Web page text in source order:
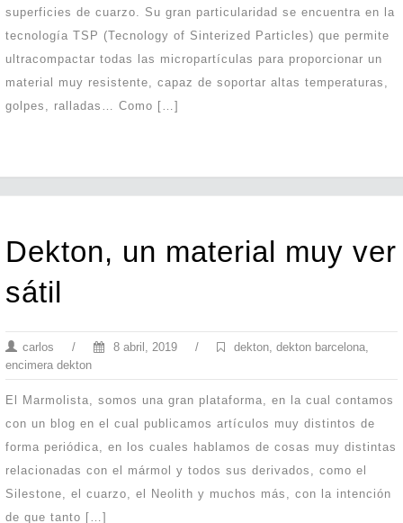
superficies de cuarzo. Su gran particularidad se encuentra en la
tecnología TSP (Tecnology of Sinterized Particles) que permite
ultracompactar todas las micropartículas para proporcionar un
material muy resistente, capaz de soportar altas temperaturas,
golpes, ralladas… Como […]
Dekton, un material muy ver
sátil
carlos / 8 abril, 2019 / dekton, dekton barcelona,
encimera dekton
El Marmolista, somos una gran plataforma, en la cual contamos
con un blog en el cual publicamos artículos muy distintos de
forma periódica, en los cuales hablamos de cosas muy distintas
relacionadas con el mármol y todos sus derivados, como el
Silestone, el cuarzo, el Neolith y muchos más, con la intención
de que tanto […]